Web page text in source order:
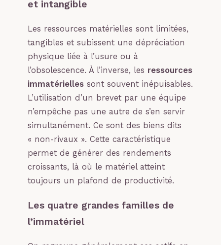
et intangible
Les ressources matérielles sont limitées,
tangibles et subissent une dépréciation
physique liée à l’usure ou à
l’obsolescence. À l’inverse, les ressources
immatérielles sont souvent inépuisables.
L’utilisation d’un brevet par une équipe
n’empêche pas une autre de s’en servir
simultanément. Ce sont des biens dits
« non-rivaux ». Cette caractéristique
permet de générer des rendements
croissants, là où le matériel atteint
toujours un plafond de productivité.
Les quatre grandes familles de
l’immatériel